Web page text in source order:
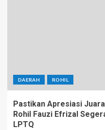
DAERAH ROHIL
Pastikan Apresiasi
Rohil Fauzi Efrizal
LPTQ